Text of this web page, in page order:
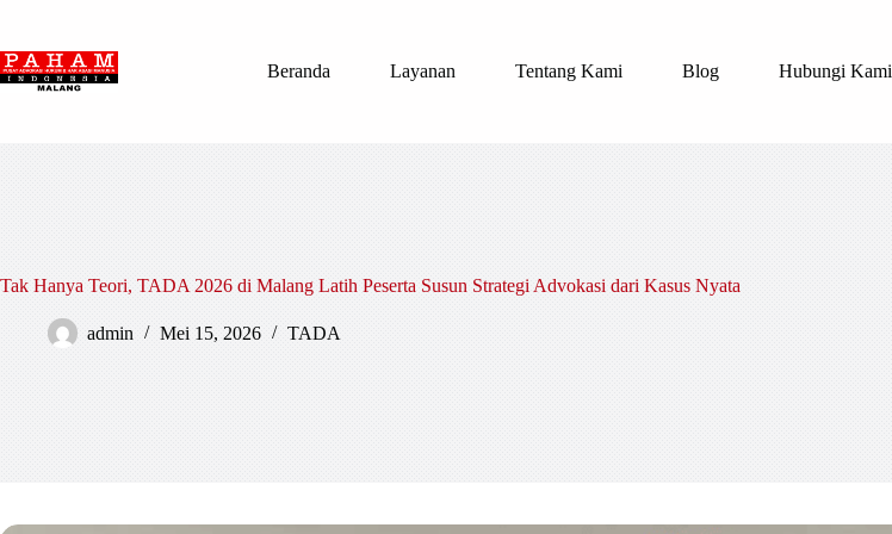
content
Beranda
Layanan Tentang Kami Blog Hubungi Kami
Tak Hanya Teori, TADA 2026 di Malang Latih Peserta Susun Strategi Advokasi dari Kasus Nyata
admin Mei 15, 2026 TADA